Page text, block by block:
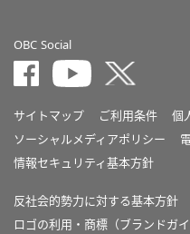
OBC Social
サイトマップ ご利用条件
個
ソーシャルメディアポリシー
情報セキュリティ基本方針
反社会的勢力に対する基本方針
ロゴの利用・商標（ブランドガイ